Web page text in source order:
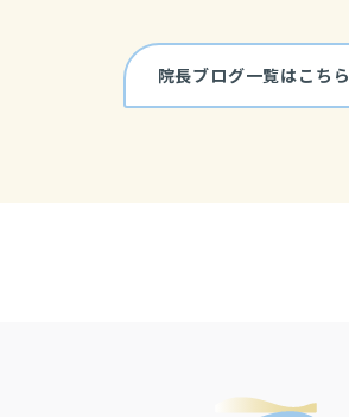
院長ブログ一覧はこちら